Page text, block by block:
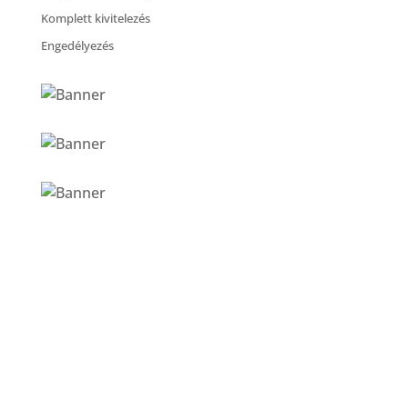
Komplett kivitelezés
Engedélyezés